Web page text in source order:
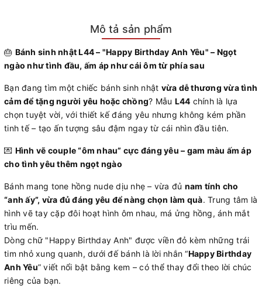
Mô tả sản phẩm
🎂 Bánh sinh nhật L44 – "Happy Birthday Anh Yêu" – Ngọt
ngào như tình đầu, ấm áp như cái ôm từ phía sau
Bạn đang tìm một chiếc bánh sinh nhật vừa dễ thương vừa tình
cảm để tặng người yêu hoặc chồng? Mẫu L44 chính là lựa
chọn tuyệt vời, với thiết kế đáng yêu nhưng không kém phần
tinh tế – tạo ấn tượng sâu đậm ngay từ cái nhìn đầu tiên.
💌 Hình vẽ couple “ôm nhau” cực đáng yêu – gam màu ấm áp
cho tình yêu thêm ngọt ngào
Bánh mang tone hồng nude dịu nhẹ – vừa đủ nam tính cho
“anh ấy”, vừa đủ đáng yêu để nàng chọn làm quà. Trung tâm là
hình vẽ tay cặp đôi hoạt hình ôm nhau, má ửng hồng, ánh mắt
trìu mến.
Dòng chữ "Happy Birthday Anh" được viền đỏ kèm những trái
tim nhỏ xung quanh, dưới đế bánh là lời nhắn “Happy Birthday
Anh Yêu” viết nổi bật bằng kem – có thể thay đổi theo lời chúc
riêng của bạn.